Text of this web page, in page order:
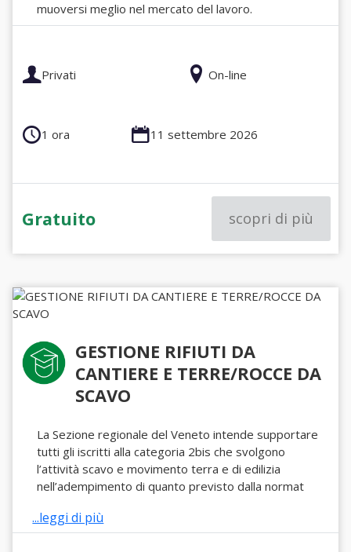
muoversi meglio nel mercato del lavoro.
Privati On-line
1 ora 11 settembre 2026
Gratuito scopri di più
GESTIONE RIFIUTI DA
CANTIERE E TERRE/ROCCE DA
SCAVO
La Sezione regionale del Veneto intende supportare
tutti gli iscritti alla categoria 2bis che svolgono
l’attività scavo e movimento terra e di edilizia
nell’adempimento di quanto previsto dalla normat
...leggi di più